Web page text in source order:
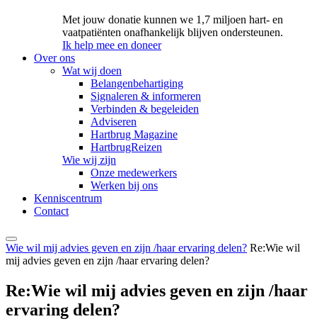
Met jouw donatie kunnen we 1,7 miljoen hart- en
vaatpatiënten onafhankelijk blijven ondersteunen.
Ik help mee en doneer
Over ons
Wat wij doen
Belangenbehartiging
Signaleren & informeren
Verbinden & begeleiden
Adviseren
Hartbrug Magazine
HartbrugReizen
Wie wij zijn
Onze medewerkers
Werken bij ons
Kenniscentrum
Contact
Wie wil mij advies geven en zijn /haar ervaring delen? Re:Wie wil
mij advies geven en zijn /haar ervaring delen?
Re:Wie wil mij advies geven en zijn /haar
ervaring delen?